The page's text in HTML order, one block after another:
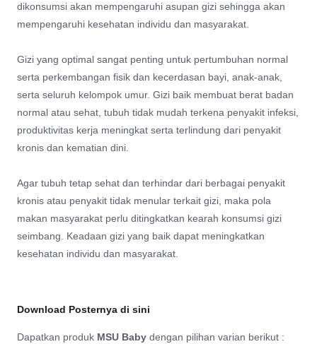
dikonsumsi akan mempengaruhi asupan gizi sehingga akan
mempengaruhi kesehatan individu dan masyarakat.
Gizi yang optimal sangat penting untuk pertumbuhan normal
serta perkembangan fisik dan kecerdasan bayi, anak-anak,
serta seluruh kelompok umur. Gizi baik membuat berat badan
normal atau sehat, tubuh tidak mudah terkena penyakit infeksi,
produktivitas kerja meningkat serta terlindung dari penyakit
kronis dan kematian dini.
Agar tubuh tetap sehat dan terhindar dari berbagai penyakit
kronis atau penyakit tidak menular terkait gizi, maka pola
makan masyarakat perlu ditingkatkan kearah konsumsi gizi
seimbang. Keadaan gizi yang baik dapat meningkatkan
kesehatan individu dan masyarakat.
Download Posternya di sini
Dapatkan produk MSU Baby dengan pilihan varian berikut :